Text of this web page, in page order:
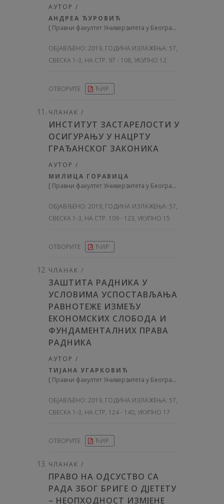
АУТОР /
АНДРЕА ЂУРОВИЋ
[ Правни факултет Универзитета у Београду
ОБЈАВЉЕНО: 2019, ГОДИНА ИЗЛАЖЕЊА: 57,
СВЕСКА 1-3, НА СТР. 97 - 108, УКУПНО 12
ОТВОРИТЕ ЋИР
ЧЛАНАК /
ИНСТИТУТ ЗАСТАРЕЛОСТИ У
ОСИГУРАЊУ У НАЦРТУ
ГРАЂАНСКОГ ЗАКОНИКА
АУТОР /
МИЛИЦА ГОРАВИЦА
[ Правни факултет Универзитета у Београду
ОБЈАВЉЕНО: 2019, ГОДИНА ИЗЛАЖЕЊА: 57,
СВЕСКА 1-3, НА СТР. 109 - 123, УКУПНО 15
ОТВОРИТЕ ЋИР
ЧЛАНАК /
ЗАШТИТА РАДНИКА У
УСЛОВИМА УСПОСТАВЉАЊА
РАВНОТЕЖЕ ИЗМЕЂУ
ЕКОНОМСКИХ СЛОБОДА И
ФУНДАМЕНТАЛНИХ ПРАВА
РАДНИКА
АУТОР /
ТИЈАНА УГАРКОВИЋ
[ Правни факултет Универзитета у Београду
ОБЈАВЉЕНО: 2019, ГОДИНА ИЗЛАЖЕЊА: 57,
СВЕСКА 1-3, НА СТР. 124 - 140, УКУПНО 17
ОТВОРИТЕ ЋИР
ЧЛАНАК /
ПРАВО НА ОДСУСТВО СА
РАДА ЗБОГ БРИГЕ О ДЈЕТЕТУ
– НЕОПХОДНОСТ ИЗМЈЕНЕ